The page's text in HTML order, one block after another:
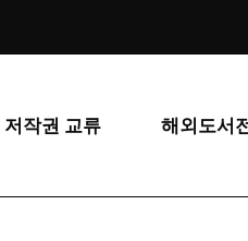
저작권 교류 해외도서